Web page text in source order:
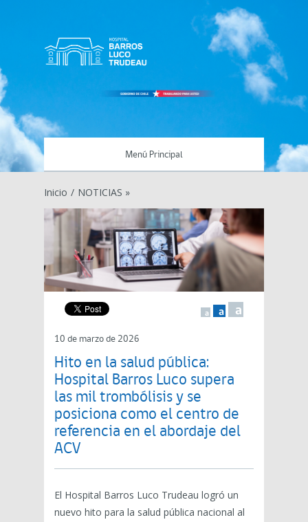
Menú Principal
Inicio / NOTICIAS »
a a a
10 de marzo de 2026
Hito en la salud pública:
Hospital Barros Luco supera
las mil trombólisis y se
posiciona como el centro de
referencia en el abordaje del
ACV
El Hospital Barros Luco Trudeau logró un
nuevo hito para la salud pública nacional al